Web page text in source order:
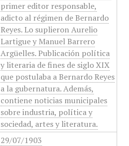
primer editor responsable,
adicto al régimen de Bernardo
Reyes. Lo suplieron Aurelio
Lartigue y Manuel Barrero
Argüelles. Publicación política
y literaria de fines de siglo XIX
que postulaba a Bernardo Reyes
a la gubernatura. Además,
contiene noticias municipales
sobre industria, política y
sociedad, artes y literatura.
29/07/1903